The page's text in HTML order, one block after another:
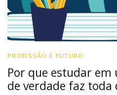
PROFISSÃO E FUTURO
Por que estudar
de verdade faz toda